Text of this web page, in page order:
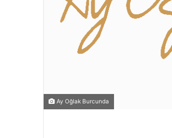
Ay Oğlak Burcunda